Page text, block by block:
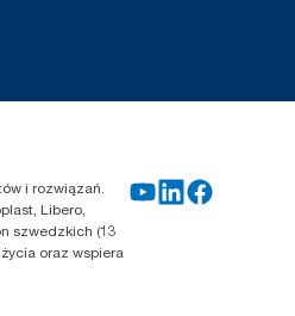
i rozwiązań.
Libero,
szwedzkich (13
oraz wspiera